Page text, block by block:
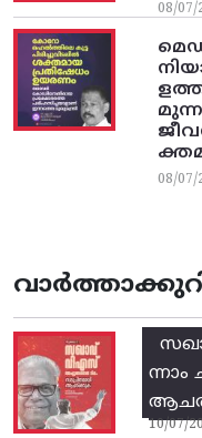
08/07/
08/07/
10/07/